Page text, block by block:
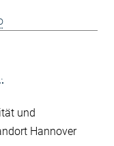
und
Hannover